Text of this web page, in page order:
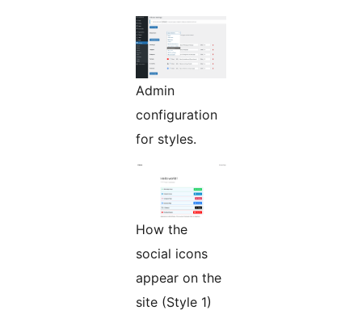
Admin
configuration
for styles.
How the
social icons
appear on the
site (Style 1)